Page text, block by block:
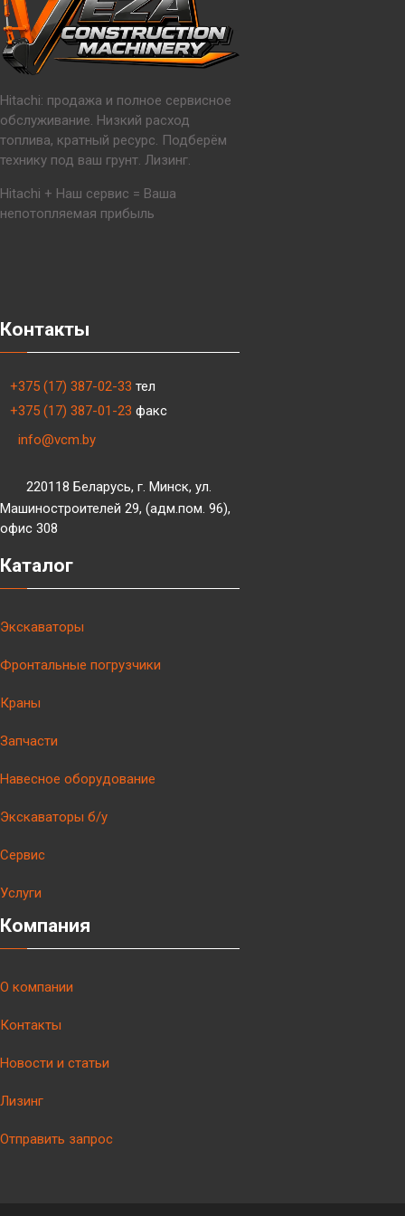
Hitachi: продажа и полное сервисное
обслуживание. Низкий расход
топлива, кратный ресурс. Подберём
технику под ваш грунт. Лизинг.
Hitachi + Наш сервис = Ваша
непотопляемая прибыль
Контакты
+375 (17) 387-02-33 тел
+375 (17) 387-01-23 факс
info@vcm.by
220118 Беларусь, г. Минск, ул.
Машиностроителей 29, (адм.пом. 96),
офис 308
Каталог
Экскаваторы
Фронтальные погрузчики
Краны
Запчасти
Навесное оборудование
Экскаваторы б/у
Сервис
Услуги
Компания
О компании
Контакты
Новости и статьи
Лизинг
Отправить запрос